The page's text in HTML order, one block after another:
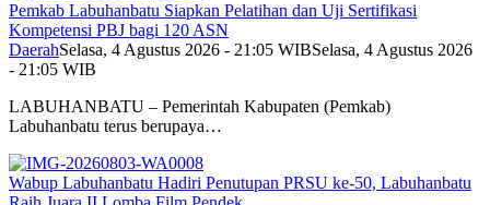
Pemkab Labuhanbatu Siapkan Pelatihan dan Uji Sertifikasi
Kompetensi PBJ bagi 120 ASN
DaerahSelasa, 4 Agustus 2026 - 21:05 WIBSelasa, 4 Agustus 2026
- 21:05 WIB
LABUHANBATU – Pemerintah Kabupaten (Pemkab)
Labuhanbatu terus berupaya…
Wabup Labuhanbatu Hadiri Penutupan PRSU ke-50, Labuhanbatu